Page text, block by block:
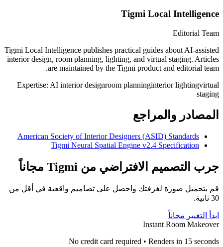
Tigmi Local Intelligence
Editorial Team
Tigmi Local Intelligence publishes practical guides about AI-assisted
interior design, room planning, lighting, and virtual staging. Articles
are maintained by the Tigmi product and editorial team.
Expertise: AI interior designroom planninginterior lightingvirtual
staging
المصادر والمراجع
American Society of Interior Designers (ASID) Standards
Tigmi Neural Spatial Engine v2.4 Specification
جرب التصميم الافتراضي من Tigmi مجاناً
قم بتحميل صورة لغرفتك واحصل على تصاميم واقعية في أقل من
30 ثانية.
ابدأ التغيير مجاناً
Instant Room Makeover
No credit card required • Renders in 15 seconds